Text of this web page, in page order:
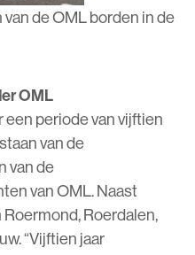
de OML borden in de
OML
een periode van vijftien
van de
van de
van OML. Naast
Roerdalen,
“Vijftien jaar